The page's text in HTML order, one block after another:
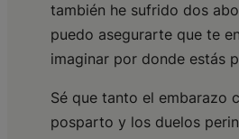
también he sufrido dos
puedo asegurarte que te
imaginar por donde estás
Sé que tanto el embarazo
posparto y los duelos